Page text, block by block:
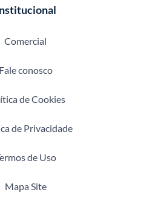
Comercial
Fale conosco
de Cookies
de Privacidade
de Uso
Mapa Site